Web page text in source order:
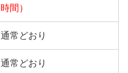
時間）
通常どおり
通常どおり